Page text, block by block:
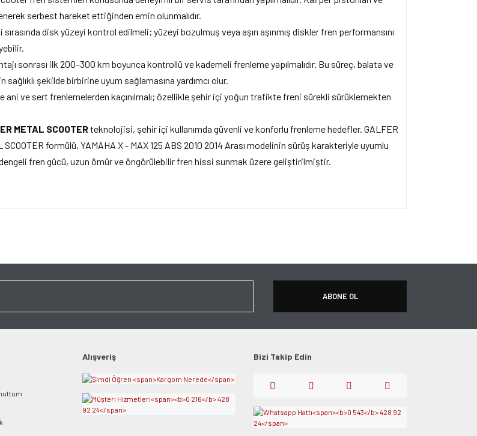
serbest hareket ettiğinden emin olunmalıdır.
disk yüzeyi kontrol edilmeli; yüzeyi bozulmuş veya aşırı aşınmış diskler fren performansını
sonrası ilk 200–300 km boyunca kontrollü ve kademeli frenleme yapılmalıdır. Bu süreç, balata ve
sağlıklı şekilde birbirine uyum sağlamasına yardımcı olur.
ani ve sert frenlemelerden kaçınılmalı; özellikle şehir içi yoğun trafikte freni sürekli sürüklemekten
METAL SCOOTERteknolojisi, şehir içi kullanımda güvenli ve konforlu frenleme hedefler. GALFER
SCOOTER formülü, YAMAHA X - MAX 125 ABS 2010 2014 Arası modelinin sürüş karakteriyle uyumlu
fren gücü, uzun ömür ve öngörülebilir fren hissi sunmak üzere geliştirilmiştir.
ABONE OL
Alışveriş Bizi Takip Edin